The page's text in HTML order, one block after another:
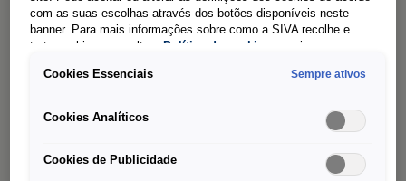
que se preocupar. Porque os faróis dianteiros
LED opcionais com luz de circulação diurna,
médios e máximos iluminam a estrada
novo painel de comando no painel de bordo.
com regulação dos máximos "Light Assist", luz
com as suas escolhas através dos botões disponíveis neste
banner. Para mais informações sobre como a SIVA recolhe e
trata cookies, consulte aPolítica de cookies em vigor.
Cookies Essenciais Sempre ativos
Cookies Analíticos
Cookies de Publicidade